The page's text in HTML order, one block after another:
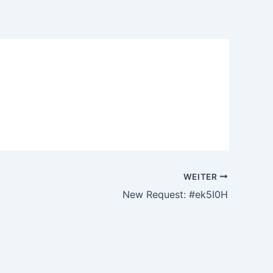
WEITER
New Request: #ek5I0H